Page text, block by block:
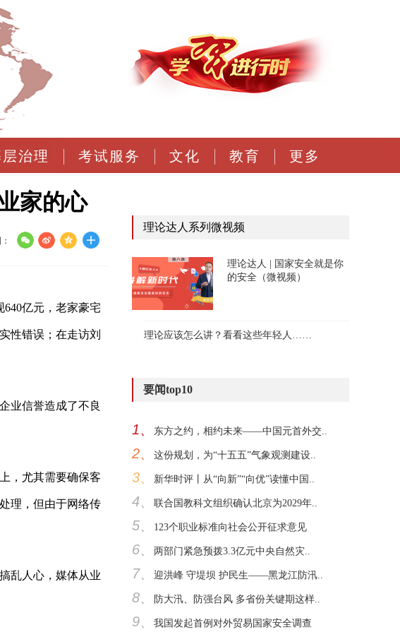
治理 考试服务 文化 教育 更多
家的心
亿元，老家豪宅
性错误；在走访刘
业信誉造成了不良
，尤其需要确保客
理，但由于网络传
乱人心，媒体从业
理论达人系列微视频
理论达人 | 国家安全就是你
的安全（微视频）
理论应该怎么讲？看看这些年轻人……
要闻top10
1、 东方之约，相约未来——中国元首外交..
2、 这份规划，为“十五五”气象观测建设..
3、 新华时评丨从“向新”“向优”读懂中国..
4、 联合国教科文组织确认北京为2029年..
5、 123个职业标准向社会公开征求意见
6、 两部门紧急预拨3.3亿元中央自然灾..
7、 迎洪峰 守堤坝 护民生——黑龙江防汛..
8、 防大汛、防强台风 多省份关键期这样..
9、 我国发起首例对外贸易国家安全调查